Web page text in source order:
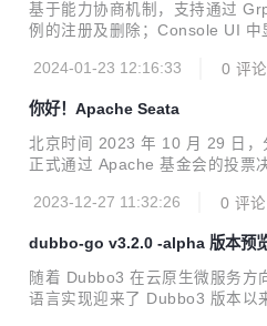
基于能力协商机制，支持通过
例的注册及删除；Console UI 中
2024-01-23 12:16:33
0 评论
你好！Apache Seata
北京时间 2023 年 10 月 29 日
正式通过 Apache 基金会的投票
2023-12-27 11:32:26
0 评论
dubbo-go v3.2.0 -alpha 版本预
随着 Dubbo3 在云原生微服务方
语言实现迎来了 Dubbo3 版本以